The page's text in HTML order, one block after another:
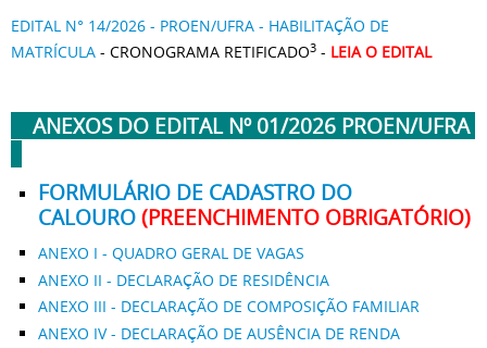
EDITAL N° 14/2026 - PROEN/UFRA - HABILITAÇÃO DE
MATRÍCULA - CRONOGRAMA RETIFICADO3 - LEIA O EDITAL
ANEXOS DO EDITAL Nº 01/2026 PROEN/UFRA
FORMULÁRIO DE CADASTRO DO
CALOURO (PREENCHIMENTO OBRIGATÓRIO)
ANEXO I - QUADRO GERAL DE VAGAS
ANEXO II - DECLARAÇÃO DE RESIDÊNCIA
ANEXO III - DECLARAÇÃO DE COMPOSIÇÃO FAMILIAR
ANEXO IV - DECLARAÇÃO DE AUSÊNCIA DE RENDA